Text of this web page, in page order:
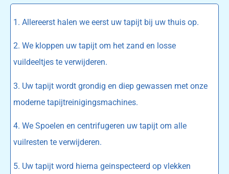
1. Allereerst halen we eerst uw tapijt bij uw thuis op.
2. We kloppen uw tapijt om het zand en losse
vuildeeltjes te verwijderen.
3. Uw tapijt wordt grondig en diep gewassen met onze
moderne tapijtreinigingsmachines.
4. We Spoelen en centrifugeren uw tapijt om alle
vuilresten te verwijderen.
5. Uw tapijt word hierna geinspecteerd op vlekken